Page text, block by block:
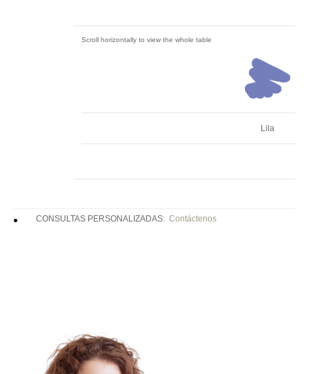
Lila
CONSULTAS PERSONALIZADAS: Contáctenos